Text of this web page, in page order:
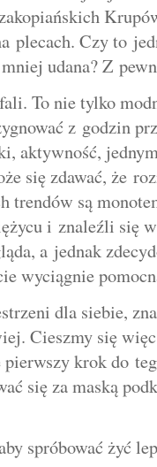
plecach. Czy to
udana? Z
To nie tylko
z godzin
aktywność,
się zdawać, że
trendów są
i znaleźli się
a jednak
wyciągnie
dla siebie,
Cieszmy się
krok do
się za maską
spróbować żyć